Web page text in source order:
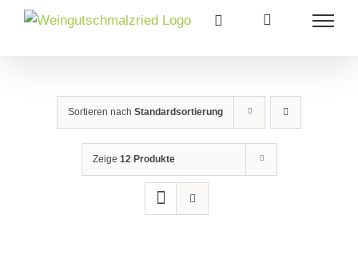
Zum
Sortieren nach Standardsortierung
Zeige 12 Produkte